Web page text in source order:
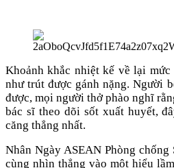
Khoảnh khắc nhiệt kế về lại
như trút được gánh nặng. Người
được, mọi người thở phào nghĩ
bác sĩ theo dõi sốt xuất huyết,
căng thẳng nhất.
Nhân Ngày ASEAN Phòng
cùng nhìn thẳng vào một hiểu